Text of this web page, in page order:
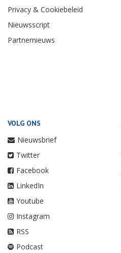
Privacy & Cookiebeleid
Nieuwsscript
Partnernieuws
VOLG ONS
Nieuwsbrief
Twitter
Facebook
LinkedIn
Youtube
Instagram
RSS
Podcast